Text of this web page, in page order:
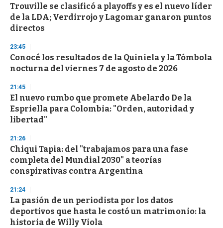
Trouville se clasificó a playoffs y es el nuevo líder
de la LDA; Verdirrojo y Lagomar ganaron puntos
directos
23:45
Conocé los resultados de la Quiniela y la Tómbola
nocturna del viernes 7 de agosto de 2026
21:45
El nuevo rumbo que promete Abelardo De la
Espriella para Colombia: "Orden, autoridad y
libertad"
21:26
Chiqui Tapia: del "trabajamos para una fase
completa del Mundial 2030" a teorías
conspirativas contra Argentina
21:24
La pasión de un periodista por los datos
deportivos que hasta le costó un matrimonio: la
historia de Willy Viola